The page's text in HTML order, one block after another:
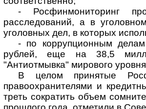
- Росфинмониторинг
расследований, а в
уголовных дел, в которых
- по коррупционным
рублей, еще на 38,5
"Антиотмывка" мирового уровня
В целом принятые
правоохранителями и
треть сократить объем